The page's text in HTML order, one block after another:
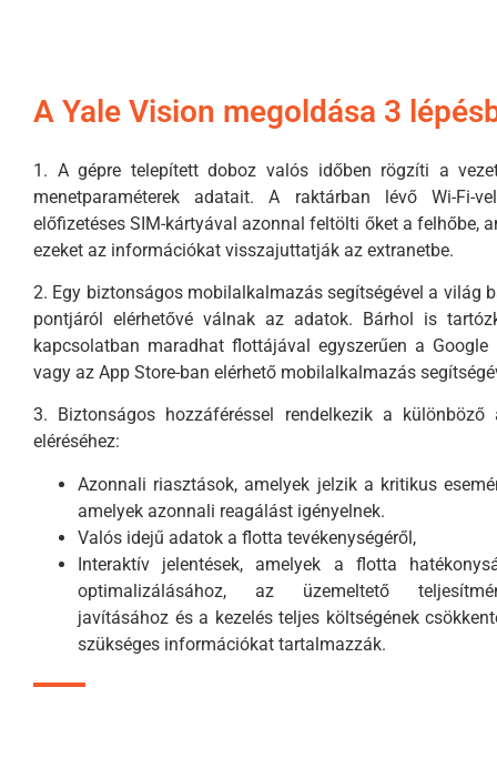
A Yale Vision megoldása 3
1. A gépre telepített doboz valós időben rögzíti a
menetparaméterek adatait. A raktárban lévő Wi-Fi-
előfizetéses SIM-kártyával azonnal feltölti őket a felhőbe,
ezeket az információkat visszajuttatják az extranetbe.
2. Egy biztonságos mobilalkalmazás segítségével a világ
pontjáról elérhetővé válnak az adatok. Bárhol is
kapcsolatban maradhat flottájával egyszerűen a Google
vagy az App Store-ban elérhető mobilalkalmazás
3. Biztonságos hozzáféréssel rendelkezik a különböző
eléréséhez:
Azonnali riasztások, amelyek jelzik a kritikus
amelyek azonnali reagálást igényelnek.
Valós idejű adatok a flotta tevékenységéről,
Interaktív jelentések, amelyek a flotta
optimalizálásához, az üzemeltető
javításához és a kezelés teljes költségének
szükséges információkat tartalmazzák.